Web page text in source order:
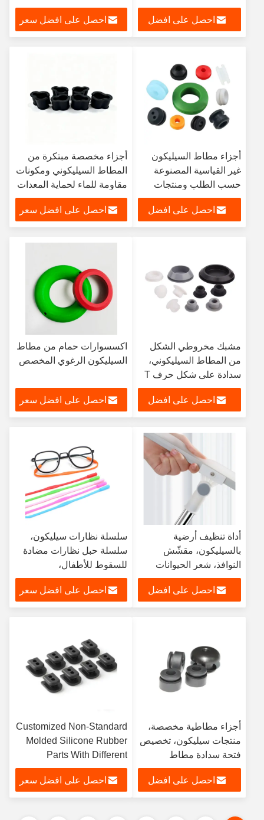
Standard Flexible
Silicone Rubber Product
Parts
احصل على افضل احصل على افضل سعر
أجزاء مطاط السيليكون
غير القياسية المصنوعة
حسب الطلب ومنتجات
مطاط السيليكون الأخرى
احصل على افضل
أجزاء مخصصة مبتكرة من
المطاط السيليكوني ومكونات
مقاومة للماء لحماية المعدات
احصل على افضل سعر
مشبك مخروطي الشكل
من المطاط السيليكوني،
سدادة على شكل حرف T
مخصصة مانعة للانزلاق
احصل على افضل
اكسسوارات حمام من مطاط
السيليكون الرغوي المخصص
احصل على افضل سعر
أداة تنظيف أرضية
بالسيليكون، مقشّش
النوافذ، شعر الحيوانات
الأليفة غير المقيد، مسح
الأرض احصل على افضل
سلسلة نظارات سيليكون،
سلسلة حبل نظارات مضادة
للسقوط للأطفال،
إكسسوارات نظارات حبل
معلق احصل على افضل سعر
أجزاء مطاطية مخصصة،
منتجات سيليكون، تخصيص
فتحة سدادة مطاط
السيليكون
احصل على افضل
Customized Non-Standard
Molded Silicone Rubber
Parts With Different
Shapes Of Silicone
Rubber Components
احصل على افضل سعر